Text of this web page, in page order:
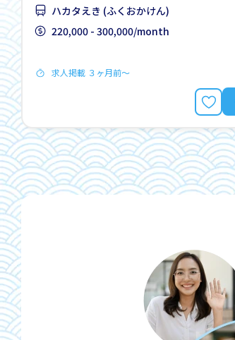
ハカタえき (ふくおかけん)
220,000 - 300,000/month
求人掲載 ３ヶ月前〜